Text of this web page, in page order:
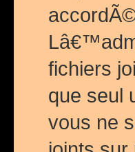
fichiers
que seul
vous ne